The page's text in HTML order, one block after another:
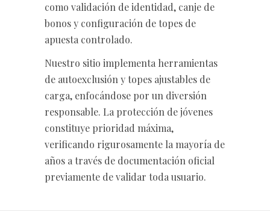
como validación de identidad, canje de
bonos y configuración de topes de
apuesta controlado.
Nuestro sitio implementa herramientas
de autoexclusión y topes ajustables de
carga, enfocándose por un diversión
responsable. La protección de jóvenes
constituye prioridad máxima,
verificando rigurosamente la mayoría de
años a través de documentación oficial
previamente de validar toda usuario.